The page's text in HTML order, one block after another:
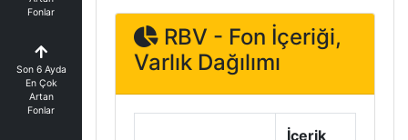
Fonlar
Son 6 Ayda
En Çok
Artan
Fonlar
RBV - Fon İçeriği,
Varlık Dağılımı
İçerik